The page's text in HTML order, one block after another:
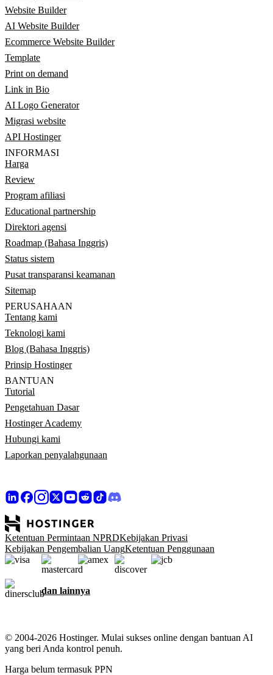
Website Builder
AI Website Builder
Ecommerce Website Builder
Template
Print on demand
Link in Bio
AI Logo Generator
Migrasi website
API Hostinger
INFORMASI
Harga
Review
Program afiliasi
Educational partnership
Direktori agensi
Roadmap (Bahasa Inggris)
Status sistem
Pusat transparansi keamanan
Sitemap
PERUSAHAAN
Tentang kami
Teknologi kami
Blog (Bahasa Inggris)
Prinsip Hostinger
BANTUAN
Tutorial
Pengetahuan Dasar
Hostinger Academy
Hubungi kami
Laporkan penyalahgunaan
Ketentuan Permintaan NPRDKebijakan Privasi
Kebijakan Pengembalian UangKetentuan Penggunaan
dan lainnya
© 2004-2026 Hostinger. Mulai sukses online dengan bantuan AI
yang beri Anda kontrol penuh.
Harga belum termasuk PPN